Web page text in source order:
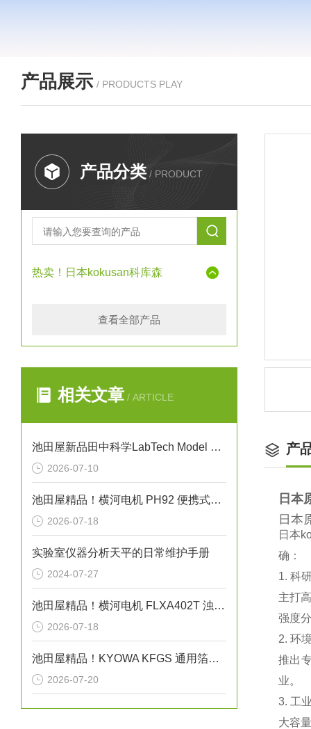
产品展示 / PRODUCTS PLAY
产品分类 / PRODUCT
热卖！日本kokusan科库森
查看全部产品
相关文章 / ARTICLE
池田屋新品田中科学LabTech Model 87自动熔点测试仪
2026-07-10
池田屋精品！横河电机 PH92 便携式pH/ORP计
2026-07-18
实验室仪器分析天平的日常维护手册
2024-07-27
池田屋精品！横河电机 FLXA402T 浊度/余氯液体分析仪
2026-07-18
池田屋精品！KYOWA KFGS 通用箔式应变片
2026-07-20
产
日本
日本
日本‌
确：
1. 科
主打‌
强度
2. 环
推出‌
业。
3. 工
大容